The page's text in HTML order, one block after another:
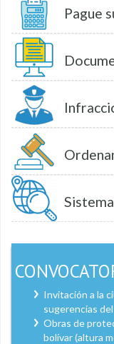
Pague
Invitación a la
sugerencias
Obras de
bolívar (altura